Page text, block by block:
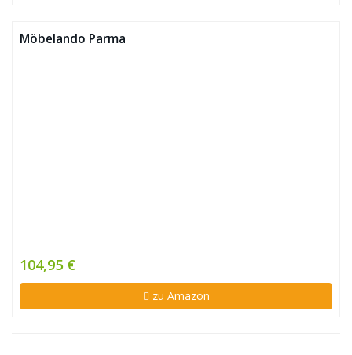
Möbelando Parma
104,95 €
zu Amazon